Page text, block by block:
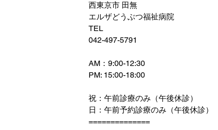
西東京市 田無
エルザどうぶつ福祉病院
TEL
042-497-5791
AM：9:00-12:30
PM: 15:00-18:00
祝：午前診療のみ（午後休診）
日：午前予約診療のみ（午後休診）
==============